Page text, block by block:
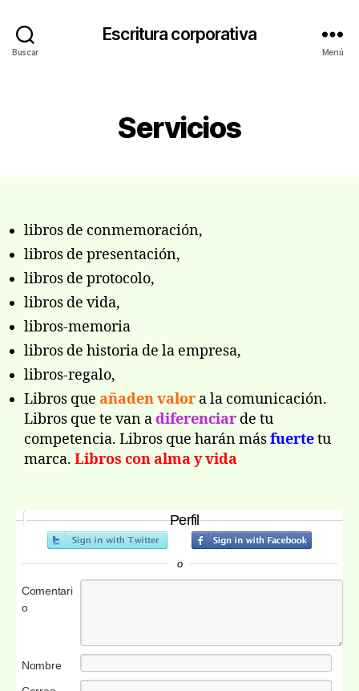
Buscar
Escritura corporativa
Menú
Servicios
libros de conmemoración,
libros de presentación,
libros de protocolo,
libros de vida,
libros-memoria
libros de historia de la empresa,
libros-regalo,
Libros que añaden valor a la comunicación.
Libros que te van adiferenciar de tu
competencia. Libros que harán másfuertetu
marca. Libros con alma y vida
Perfil
o
Comentari
o
Nombre